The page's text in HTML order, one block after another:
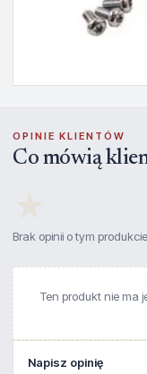
OPINIE KLIENTÓW
Co mówią
Brak opinii o tym
Ten produkt nie ma
Napisz opinię